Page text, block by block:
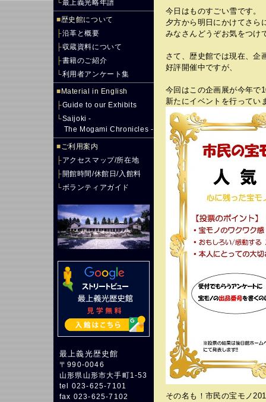
└最上義光略年譜
■歴史館について
├沿革と概要
├収蔵資料について
├書籍のご紹介
└利用者アンケート集
■ Material in English
├Guide to our Exhibits
└Saijoki -
The Mogami Chronicles -
■ご利用案内
├アクセスマップ/所在地
├開館時間/休館日/入館料
└ボランティアガイド
最上義光歴史館
〒990-0046
山形県山形市大手町1-53
tel 023-625-7101
fax 023-625-7102
今日はものすごい雪です。
夕方から明日にかけてさら
みなさんどうぞお気をつけ
さて、歴史館では現在、企
好評開催中ですが、
今回はこの企画展が今年で
新たにイベントを行ってい
その名も！市民の宝モノ